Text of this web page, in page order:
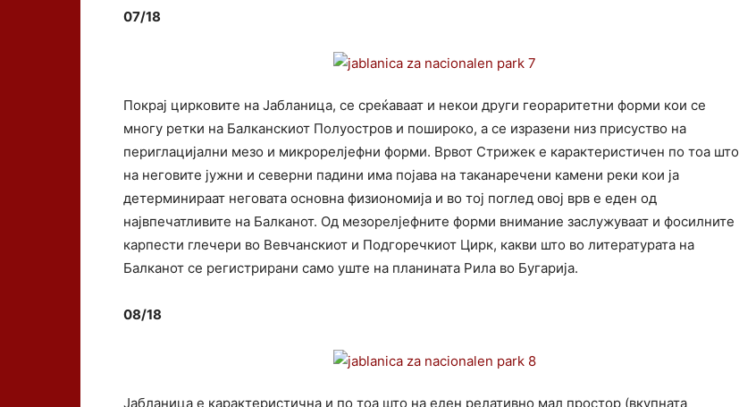
07/18
Покрај цирковите на Јабланица, се среќаваат и некои други геораритетни форми кои се
многу ретки на Балканскиот Полуостров и пошироко, а се изразени низ присуство на
периглацијални мезо и микрорелјефни форми. Врвот Стрижек е карактеристичен по тоа што
на неговите јужни и северни падини има појава на таканаречени камени реки кои ја
детерминираат неговата основна физиономија и во тој поглед овој врв е еден од
највпечатливите на Балканот. Од мезорелјефните форми внимание заслужуваат и фосилните
карпести глечери во Вевчанскиот и Подгоречкиот Цирк, какви што во литературата на
Балканот се регистрирани само уште на планината Рила во Бугарија.
08/18
Јабланица е карактеристична и по тоа што на еден релативно мал простор (вкупната